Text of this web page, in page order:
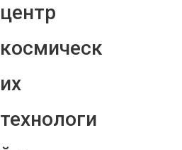
центр
космическ
их
технологи